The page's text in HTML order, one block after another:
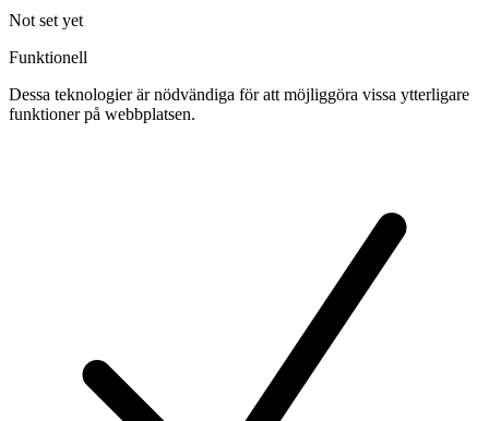
Not set yet
Funktionell
Dessa teknologier är nödvändiga för att möjliggöra vissa ytterligare
funktioner på webbplatsen.